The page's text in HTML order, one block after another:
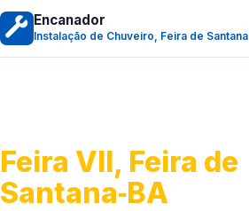
Encanador
Instalação de Chuveiro, Feira de Santana
Feira VII, Feira de
Santana‑BA